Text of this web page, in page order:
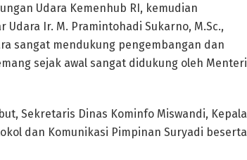
Udara Kemenhub RI, kemudian
Ir. M. Pramintohadi Sukarno, M.Sc.,
sangat mendukung pengembangan dan
sejak awal sangat didukung oleh Menteri
Sekretaris Dinas Kominfo Miswandi, Kepala
dan Komunikasi Pimpinan Suryadi beserta